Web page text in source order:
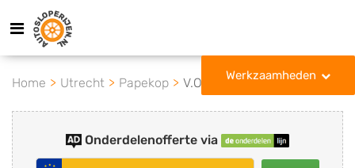
Werkzaamheden
Home Utrecht Papekop V.O.F. Klein Zweden
Onderdelenofferte via